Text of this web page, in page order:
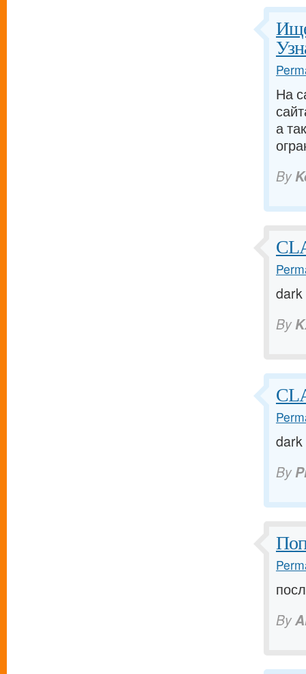
На
а
By
By
By
By